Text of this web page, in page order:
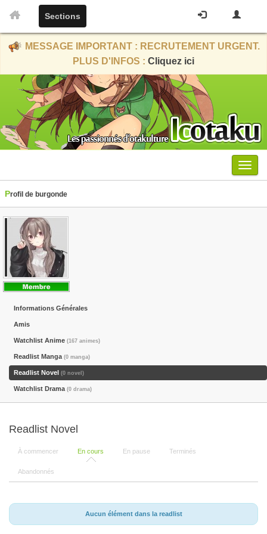
Sections
MESSAGE IMPORTANT : RECRUTEMENT URGENT.
PLUS D'INFOS : Cliquez ici
Menu
Profil de burgonde
Informations Générales
Amis
Watchlist Anime (167 animes)
Readlist Manga (0 manga)
Readlist Novel (0 novel)
Watchlist Drama (0 drama)
Readlist Novel
À commencer En cours En pause Terminés
Abandonnés
Aucun élément dans la readlist